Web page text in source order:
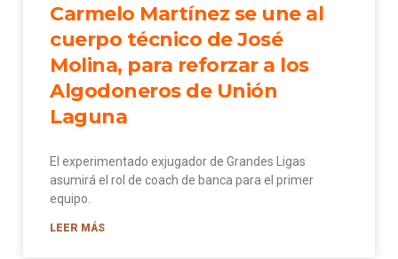
Carmelo Martínez se une al
cuerpo técnico de José
Molina, para reforzar a los
Algodoneros de Unión
Laguna
El experimentado exjugador de Grandes Ligas
asumirá el rol de coach de banca para el primer
equipo.
LEER MÁS